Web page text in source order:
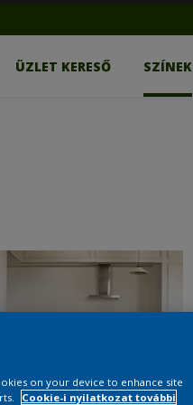
ÜZLET KERESŐ SZÍNEK
on your device to enhance site
Cookie-i nyilatkozat további